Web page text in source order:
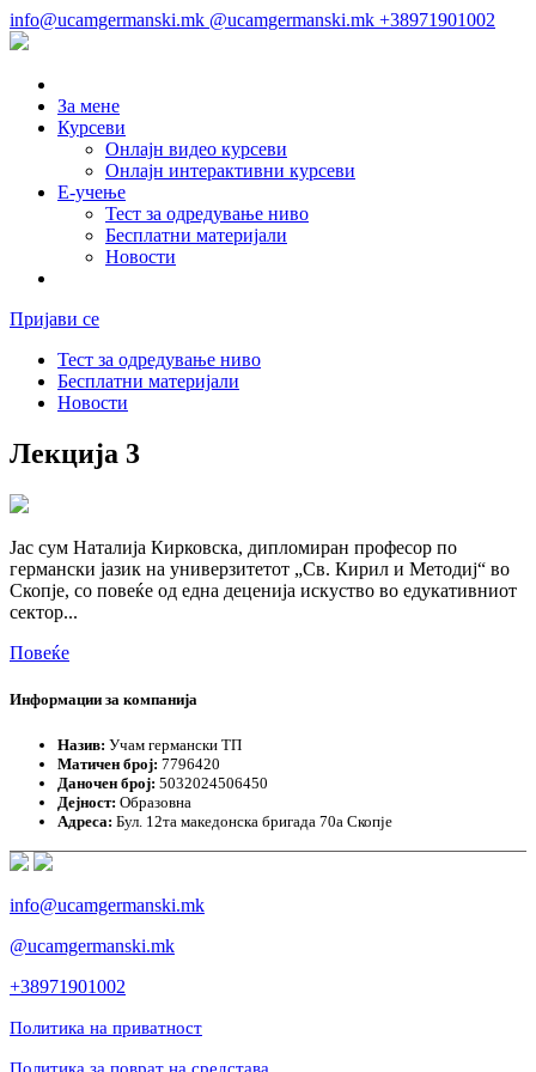
info@ucamgermanski.mk @ucamgermanski.mk +38971901002
За мене
Курсеви
Онлајн видео курсеви
Онлајн интерактивни курсеви
Е-учење
Тест за одредување ниво
Бесплатни материјали
Новости
Пријави се
Тест за одредување ниво
Бесплатни материјали
Новости
Лекција 3
Јас сум Наталија Кирковска, дипломиран професор по
германски јазик на универзитетот „Св. Кирил и Методиј“ во
Скопје, со повеќе од една деценија искуство во едукативниот
сектор...
Повеќе
Информации за компанија
Назив: Учам германски ТП
Матичен број: 7796420
Даночен број: 5032024506450
Дејност: Образовна
Адреса: Бул. 12та македонска бригада 70а Скопје
info@ucamgermanski.mk
@ucamgermanski.mk
+38971901002
Политика на приватност